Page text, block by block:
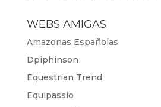
WEBS AMIGAS
Amazonas Españolas
Dpiphinson
Equestrian Trend
Equipassio